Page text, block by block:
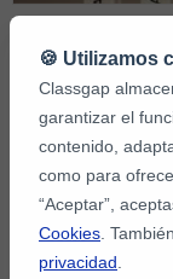
Guía
Al igual que las
test online de
abrirte muchas
para impulsar tu
contabilidad online
🍪 Utilizamos
Classgap
garantizar el
contenido,
como para
“Aceptar”,
Cookies .
privacidad